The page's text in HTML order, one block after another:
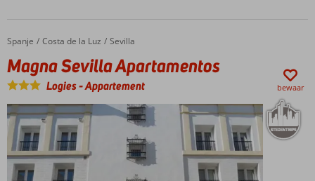
Home
Spanje Costa de la Luz Sevilla
Magna Sevilla Apartamentos
Magna Sevilla Apartamentos
Logies-Appartement bewaar